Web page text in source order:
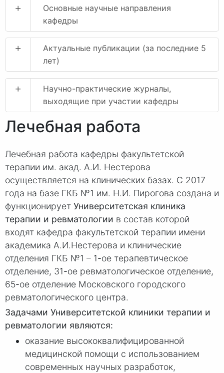
+
Основные научные направления
кафедры
+
Актуальные публикации (за последние 5
лет)
+
Научно-практические журналы,
выходящие при участии кафедры
Лечебная работа
Лечебная работа кафедры факультетской
терапии им. акад. А.И. Нестерова
осуществляется на клинических базах. С 2017
года на базе ГКБ №1 им. Н.И. Пирогова создана и
функционирует Университетская клиника
терапии и ревматологии в состав которой
входят кафедра факультетской терапии имени
академика А.И.Нестерова и клинические
отделения ГКБ №1 – 1-ое терапевтическое
отделение, 31-ое ревматологическое отделение,
65-ое отделение Московского городского
ревматологического центра.
Задачами Университетской клиники терапии и
ревматологии являются:
оказание высококвалифицированной
медицинской помощи с использованием
современных научных разработок,